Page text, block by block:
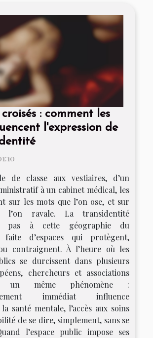
: comment les
l'expression de
de classe aux vestiaires, d’un
à un cabinet médical, les
sur les mots que l’on ose, et sur
l’on ravale. La transidentité
pas à cette géographie du
faite d’espaces qui protègent,
contraignent. À l’heure où les
se durcissent dans plusieurs
chercheurs et associations
un même phénomène :
immédiat influence
santé mentale, l’accès aux soins
de se dire, simplement, sans se
l’espace public impose ses